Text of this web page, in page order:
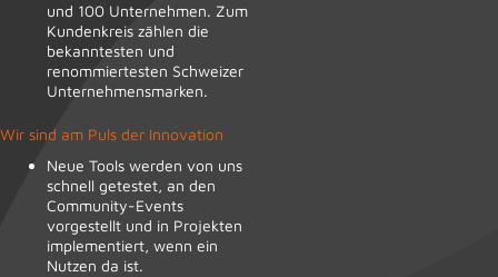
und 100 Unternehmen. Zum
Kundenkreis zählen die
bekanntesten und
renommiertesten Schweizer
Unternehmensmarken.
Wir sind am Puls der Innovation
Neue Tools werden von uns
schnell getestet, an den
Community-Events
vorgestellt und in Projekten
implementiert, wenn ein
Nutzen da ist.